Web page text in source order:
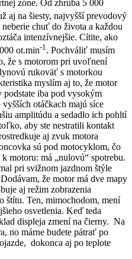
zóne. Od zhruba 5 000
aj na šiesty, najvyšší prevodový
chuť do života a každou
intenzívnejšie. Cítite, ako
ot.min-1. Pochváliť musím
že s motorom pri uvoľnení
rukoväť s motorkou
myslím aj to, že motor
iba pod vysokým
otáčkach majú síce
amplitúdu a sedadlo ich pohltí
aby ste nestratili kontakt
aj zvuk motora
sú pod motocyklom, čo
motoru: má „nulovú“ spotrebu.
pri svižnom jazdnom štýle
že motor má dve mapy
aj režim zobrazenia
štítu. Ten, mimochodom, mení
osvetlenia. Keď teda
displeja zmení na čierny. Na
no márne budete pátrať po
dokonca aj po teplote